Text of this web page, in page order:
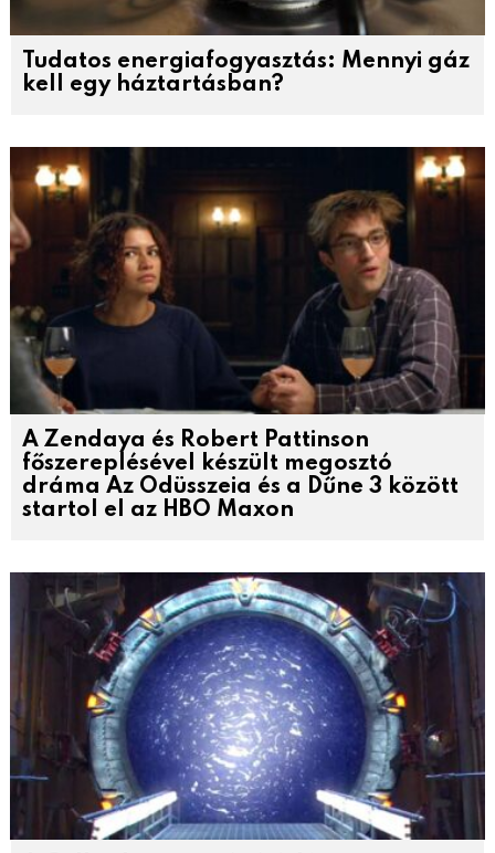
Tudatos energiafogyasztás: Mennyi gáz
kell egy háztartásban?
A Zendaya és Robert Pattinson
főszereplésével készült megosztó
dráma Az Odüsszeia és a Dűne 3 között
startol el az HBO Maxon